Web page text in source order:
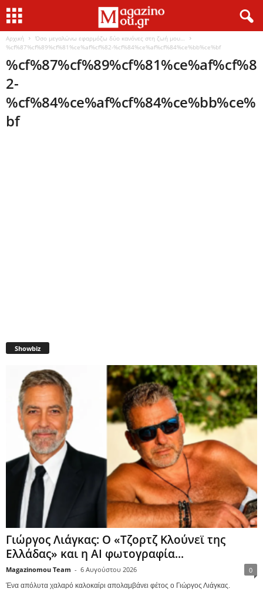
Αρχική
Όσο μεγαλώνω εφαρμόζω δύο κανόνες στη ζωή μου…
%cf%87%cf%89%cf%81%ce%af%cf%82-%cf%84%ce%af%cf%84%ce%bb%ce%bf
%cf%87%cf%89%cf%81%ce%af%cf%8
2-
%cf%84%ce%af%cf%84%ce%bb%ce%
bf
Showbiz
Γιώργος Λιάγκας: Ο «Τζορτζ Κλούνεϊ της
Ελλάδας» και η AI φωτογραφία...
Magazinomou Team - 6 Αυγούστου 2026 0
Ένα απόλυτα χαλαρό καλοκαίρι απολαμβάνει φέτος ο Γιώργος Λιάγκας.